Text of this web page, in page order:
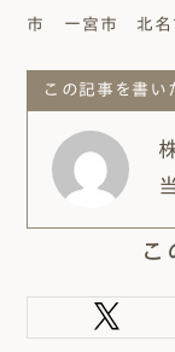
市 一宮市 北名
この記事を書い
こ